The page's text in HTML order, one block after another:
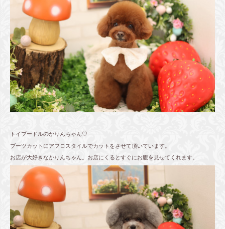
トイプードルのかりんちゃん♡
ブーツカットにアフロスタイルでカットをさせて頂いています。
お店が大好きなかりんちゃん。お店にくるとすぐにお腹を見せてくれます。